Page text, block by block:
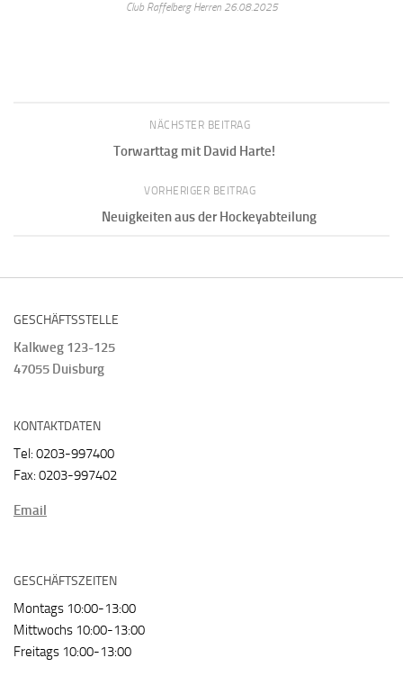
Club Raffelberg Herren 26.08.2025
NÄCHSTER BEITRAG
Torwarttag mit David Harte!
VORHERIGER BEITRAG
Neuigkeiten aus der Hockeyabteilung
GESCHÄFTSSTELLE
Kalkweg 123-125
47055 Duisburg
KONTAKTDATEN
Tel: 0203-997400
Fax: 0203-997402
Email
GESCHÄFTSZEITEN
Montags 10:00-13:00
Mittwochs 10:00-13:00
Freitags 10:00-13:00